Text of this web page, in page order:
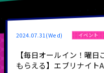
2024.07.31(Wed) イベント
【毎日オールイン！曜
もらえる】エブリナイト